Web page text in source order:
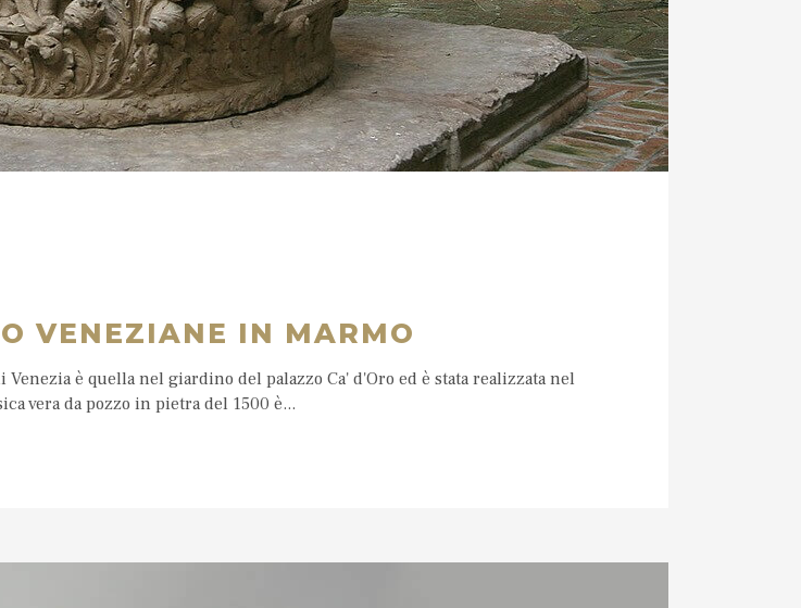
VENEZIANE IN MARMO
è quella nel giardino del palazzo Ca' d'Oro ed è stata realizzata nel
vera da pozzo in pietra del 1500 è...